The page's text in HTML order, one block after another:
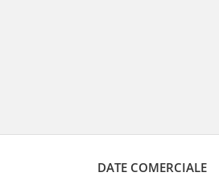
DATE COMERCIALE